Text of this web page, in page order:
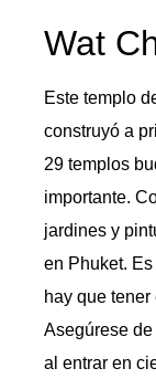
Wat
Este templo
construyó a
29 templos
importante.
jardines y
en Phuket.
hay que
Asegúrese
al entrar en